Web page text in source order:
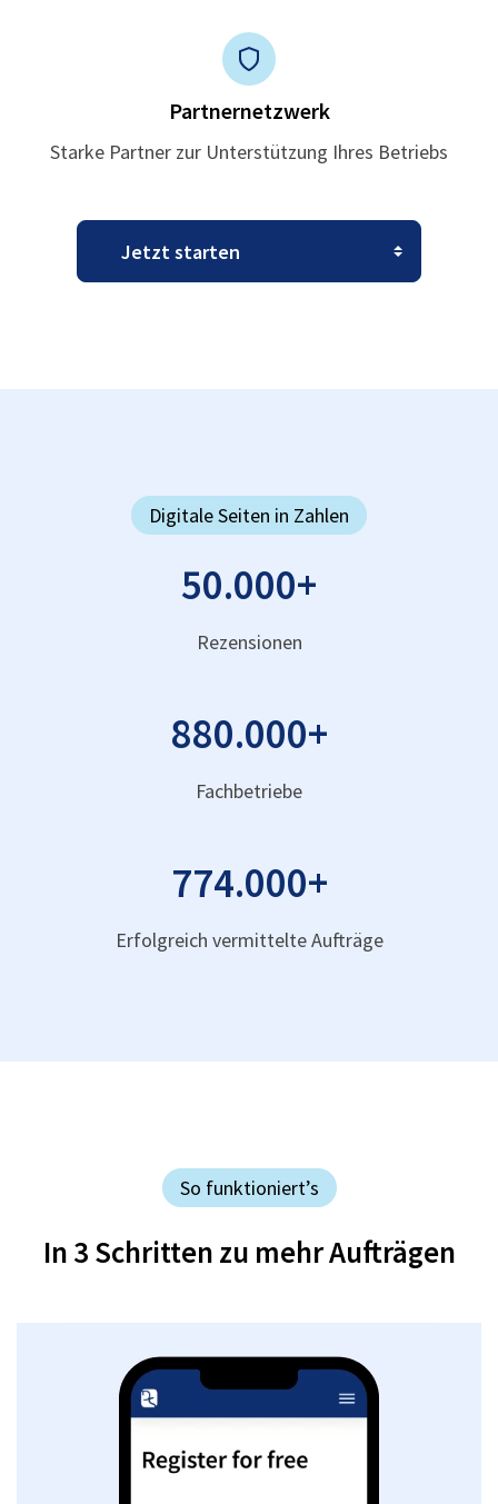
Partnernetzwerk
Starke Partner zur Unterstützung Ihres Betriebs
Digitale Seiten in Zahlen
50.000+
Rezensionen
880.000+
Fachbetriebe
774.000+
Erfolgreich vermittelte Aufträge
So funktioniert’s
In 3 Schritten zu mehr Aufträgen